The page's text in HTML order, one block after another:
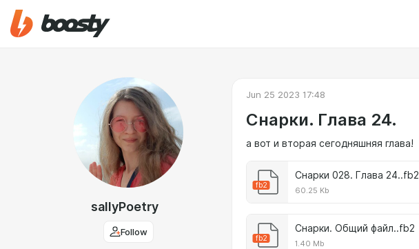
sallyPoetry
Follow
Jun 25 2023 17:48
Снарки. Глава 24.
а вот и вторая сегодняшняя глава!
fb2
Снарки 028. Глава 24..fb2
60.25 Kb
fb2
Снарки. Общий файл..fb2
1.40 Mb